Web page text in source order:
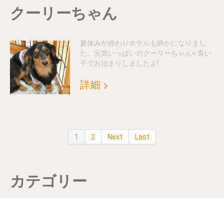
クーリーちゃん
夏休みが終わりホテルも静かになりまし
た。元気いっぱいのクーリーちゃん< 良い
子でお泊まりしましたよ!
詳細
1 2 Next Last
カテゴリー